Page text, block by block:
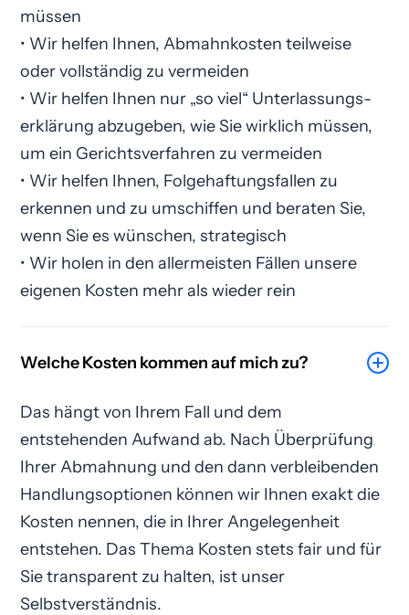
müssen
• Wir helfen Ihnen, Abmahnkosten teilweise
oder vollständig zu vermeiden
• Wir helfen Ihnen nur „so viel“ Unterlassungs­
erklärung abzugeben, wie Sie wirklich müssen,
um ein Gerichtsverfahren zu vermeiden
• Wir helfen Ihnen, Folgehaftungsfallen zu
erkennen und zu umschiffen und beraten Sie,
wenn Sie es wünschen, strategisch
• Wir holen in den allermeisten Fällen unsere
eigenen Kosten mehr als wieder rein
Welche Kosten kommen auf mich zu?
Das hängt von Ihrem Fall und dem
entstehenden Aufwand ab. Nach Überprüfung
Ihrer Abmahnung und den dann verbleibenden
Handlungsoptionen können wir Ihnen exakt die
Kosten nennen, die in Ihrer Angelegenheit
entstehen. Das Thema Kosten stets fair und für
Sie transparent zu halten, ist unser
Selbstverständnis.